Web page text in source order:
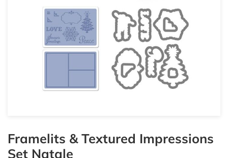
Framelits & Textured Impressions
Set Natale